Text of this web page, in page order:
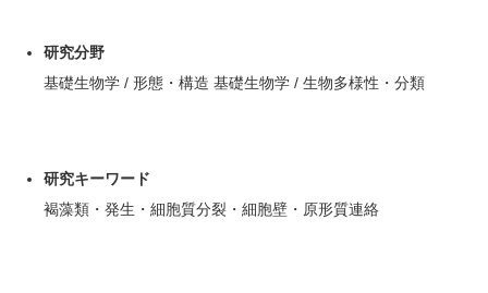
研究分野
基礎生物学 / 形態・構造 基礎生物学 / 生物多様性・分類
研究キーワード
褐藻類・発生・細胞質分裂・細胞壁・原形質連絡